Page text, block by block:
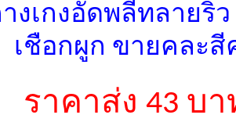
างเกงอัดพลีทลายริ้
เชือกผูก ขายคละสี
ราคาส่ง 43 บา